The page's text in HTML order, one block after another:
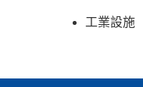
工業設施